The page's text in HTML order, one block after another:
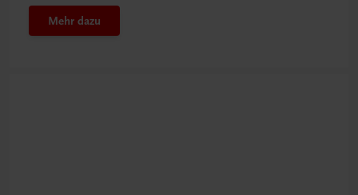
Mehr dazu